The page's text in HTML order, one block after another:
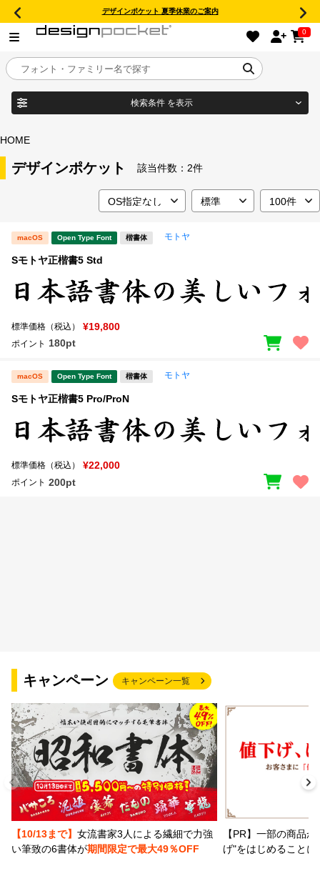
デザインポケット 夏季休業のご案内
0
目的別フォントガイド
特集
年間ライセンス商品
キャンペーン一覧
新着一覧
マイページ
お気に入り
検索条件 を表示
フォント形式
宋朝体
教科書体 行書体
江戸文字
文字種類
価格帯
〜
リセット
HOME
デザインポケット 該当件数： 2件
macOS Open Type Font 楷書体 モトヤ
Sモトヤ正楷書5 Std
標準価格（税込） ¥19,800
ポイント 180pt
macOS Open Type Font 楷書体 モトヤ
Sモトヤ正楷書5 Pro/ProN
標準価格（税込） ¥22,000
ポイント 200pt
キャンペーン キャンペーン一覧
【10/13まで】 女流書家3人による繊細で力強
い筆致の6書体が期間限定で最大49％OFF
【PR】一部の商品
げ"をはじめること